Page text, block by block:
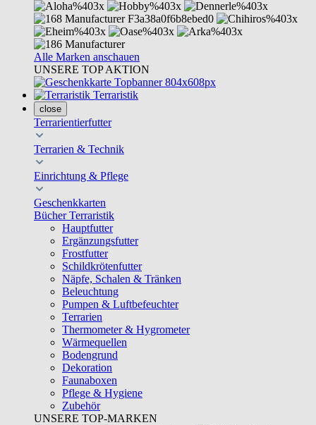
Alle Marken anschauen
UNSERE TOP AKTION
Terraristik
close
Terrarientierfutter
Terrarien & Technik
Einrichtung & Pflege
Geschenkkarten
Bücher Terraristik
Hauptfutter
Ergänzungsfutter
Frostfutter
Schildkrötenfutter
Näpfe, Schalen & Tränken
Beleuchtung
Pumpen & Luftbefeuchter
Terrarien
Thermometer & Hygrometer
Wärmequellen
Bodengrund
Dekoration
Faunaboxen
Pflege & Hygiene
Zubehör
UNSERE TOP-MARKEN